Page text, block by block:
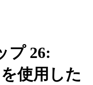
プ 26:
使用した